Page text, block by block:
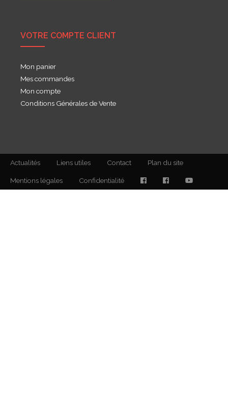
VOTRE COMPTE CLIENT
Mon panier
Mes commandes
Mon compte
Conditions Générales de Vente
Actualités Liens utiles Contact Plan du site
Mentions légales Confidentialité